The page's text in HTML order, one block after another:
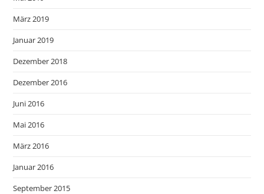
März 2019
Januar 2019
Dezember 2018
Dezember 2016
Juni 2016
Mai 2016
März 2016
Januar 2016
September 2015